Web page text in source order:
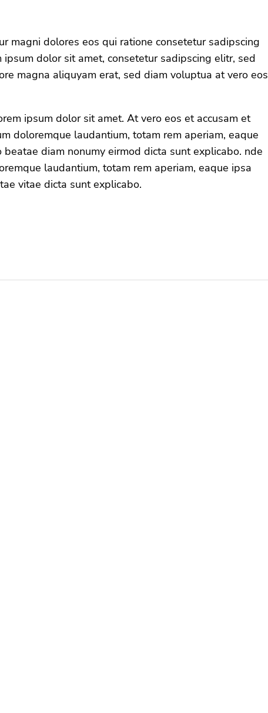
magni dolores eos qui ratione consetetur sadipscing
dolor sit amet, consetetur sadipscing elitr, sed
magna aliquyam erat, sed diam voluptua at vero eos
ipsum dolor sit amet. At vero eos et accusam et
doloremque laudantium, totam rem aperiam, eaque
diam nonumy eirmod dicta sunt explicabo. nde
laudantium, totam rem aperiam, eaque ipsa
vitae dicta sunt explicabo.